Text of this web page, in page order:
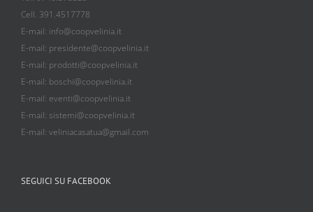
Cell. 391.4517778
E-mail: info@coopvelinia.it
E-mail: presidente@coopvelinia.it
E-mail: prodotti@coopvelinia.it
E-mail: boschi@coopvelinia.it
E-mail: eventi@coopvelinia.it
E-mail: sistemi@coopvelinia.it
E-mail: veliniacasatua@gmail.com
SEGUICI SU FACEBOOK